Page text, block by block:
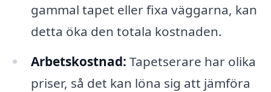
gammal tapet eller fixa väggarna, kan
detta öka den totala kostnaden.
Arbetskostnad: Tapetserare har olika
priser, så det kan löna sig att jämföra